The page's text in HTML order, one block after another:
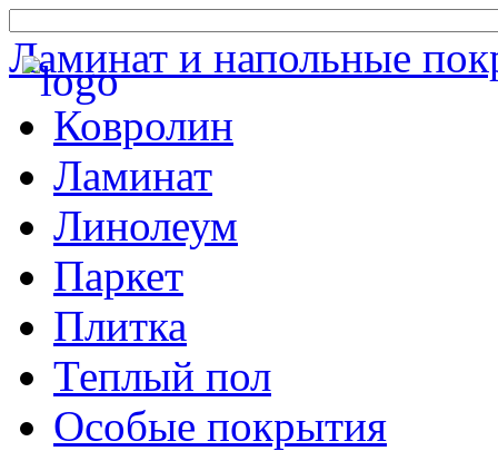
Ламинат и напольные
Ковролин
Ламинат
Линолеум
Паркет
Плитка
Теплый пол
Особые покрытия